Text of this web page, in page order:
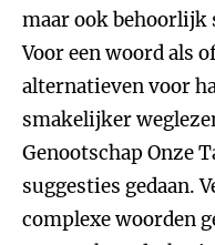
maar ook behoorlijk
Voor een woord als
alternatieven voor
smakelijker
Genootschap Onze
suggesties gedaan.
complexe woorden